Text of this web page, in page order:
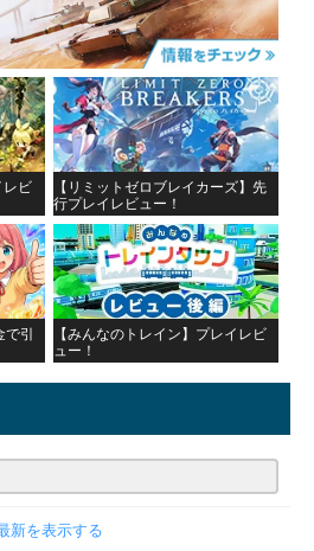
レビ
【リミットゼロブレイカーズ】先
行プレイレビュー！
引
【みんなのトレイン】プレイレビ
ュー！
新を表示する